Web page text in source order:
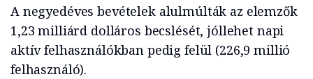
A negyedéves bevételek alulmúlták az elemzők
1,23 milliárd dolláros becslését, jóllehet napi
aktív felhasználókban pedig felül (226,9 millió
felhasználó).